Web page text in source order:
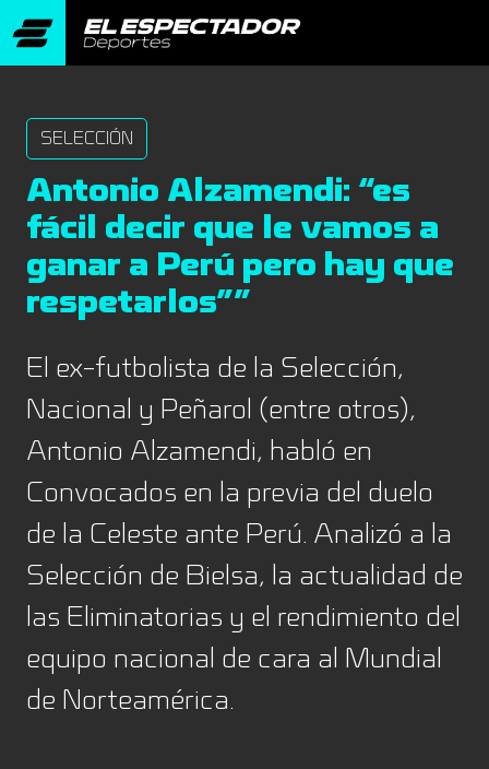
SELECCIÓN
Antonio Alzamendi: “es
fácil decir que le vamos a
ganar a Perú pero hay que
respetarlos””
El ex-futbolista de la Selección,
Nacional y Peñarol (entre otros),
Antonio Alzamendi, habló en
Convocados en la previa del duelo
de la Celeste ante Perú. Analizó a la
Selección de Bielsa, la actualidad de
las Eliminatorias y el rendimiento del
equipo nacional de cara al Mundial
de Norteamérica.